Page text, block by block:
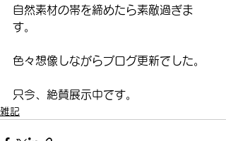
自然素材の帯を締めたら素敵過ぎま
す。
色々想像しながらブログ更新でした。
只今、絶賛展示中です。
雑記